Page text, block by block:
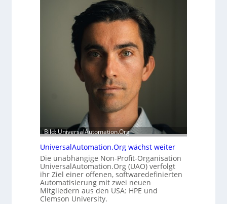
r
e
t
s
t
a
b
a
u
h
e
m
m
n
e
m
d
u
l
e
u
d
4
0
A
Bild: UniversalAutomation.Org
UniversalAutomation.Org wächst weiter
Die unabhängige Non-Profit-Organisation
UniversalAutomation.Org (UAO) verfolgt
ihr Ziel einer offenen, softwaredefinierten
Automatisierung mit zwei neuen
Mitgliedern aus den USA: HPE und
Clemson University.